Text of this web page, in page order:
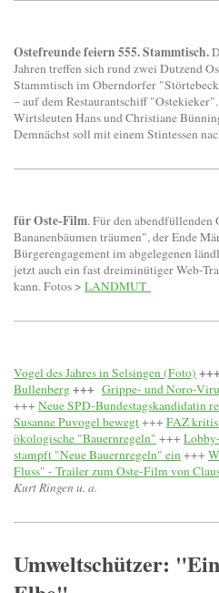
Ostefreunde feiern 555. Stammtisch.
Jahren treffen sich rund zwei Dutzend
Stammtisch im Oberndorfer
– auf dem Restaurantschiff
Wirtsleuten Hans und Christiane
Demnächst soll mit einem Stintessen
für Oste-Film. Für den
Bananenbäumen träumen", der Ende
Bürgerengagement im abgelegenen
jetzt auch ein fast dreiminütiger Web-
kann. Fotos > LANDMUT
Vogel des Jahres in Selsingen (Foto) +++
Bullenberg+++ Grippe- und Noro-
+++ Neue SPD-Bundestagskandidatin
Susanne Puvogel bewegt+++ FAZ
ökologische "Bauernregeln" +++
stampft "Neue Bauernregeln" ein+++
Fluss" - Trailer zum Oste-Film von
Kurt Ringen u. a.
Umweltschützer: